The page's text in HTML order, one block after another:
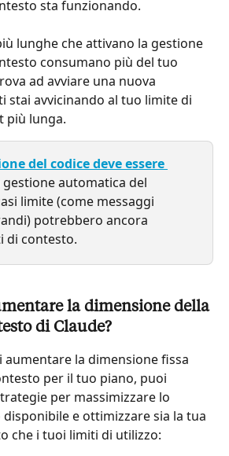
sta funzionando.
lunghe che attivano la gestione
consumano più del tuo
ad avviare una nuova
stai avvicinando al tuo limite di
più lunga.
del codice deve essere
gestione automatica del
limite (come messaggi
potrebbero ancora
di contesto.
la dimensione della
di Claude?
aumentare la dimensione fissa
per il tuo piano, puoi
per massimizzare lo
e ottimizzare sia la tua
che i tuoi limiti di utilizzo: